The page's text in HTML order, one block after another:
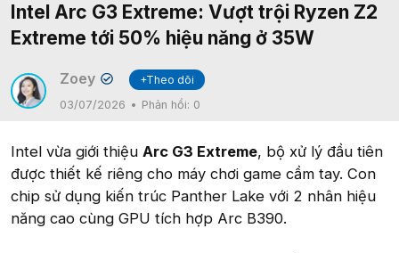
Intel Arc G3 Extreme: Vượt trội Ryzen Z2
Extreme tới 50% hiệu năng ở 35W
Zoey ✔
+Theo dõi
03/07/2026
Phản hồi: 0
Intel vừa giới thiệu Arc G3 Extreme, bộ xử lý đầu tiên
được thiết kế riêng cho máy chơi game cầm tay. Con
chip sử dụng kiến trúc Panther Lake với 2 nhân hiệu
năng cao cùng GPU tích hợp Arc B390.